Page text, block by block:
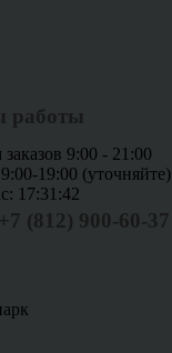
работы
9:00 - 21:00
19:00 (уточняйте)
17:31:43
(812) 900-60-37